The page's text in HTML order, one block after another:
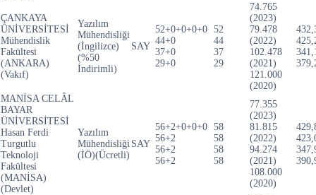
ÇANKAYA
ÜNİVERSİTESİ
Mühendislik
Fakültesi
(ANKARA)
(Vakıf)
Yazılım
Mühendisliği
(İngilizce)
(%50
İndirimli)
SAY
52+0+0+0+0
44+0
37+0
29+0
52
44
37
29
74.765
(2023)
79.478
(2022)
102.478
(2021)
121.000
(2020)
MANİSA CELÂL
BAYAR
ÜNİVERSİTESİ
Hasan Ferdi
Turgutlu
Teknoloji
Fakültesi
(MANİSA)
(Devlet)
Yazılım
Mühendisliği
(İÖ)(Ücretli)
SAY
56+2+0+0+0
56+2
56+2
56+2
58
58
58
58
77.355
(2023)
81.815
(2022)
94.274
(2021)
108.000
(2020)